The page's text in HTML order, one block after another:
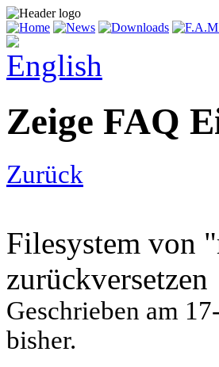
Zeige FAQ
Zurück
Filesystem von
zurückversetzen
Geschrieben am
bisher.